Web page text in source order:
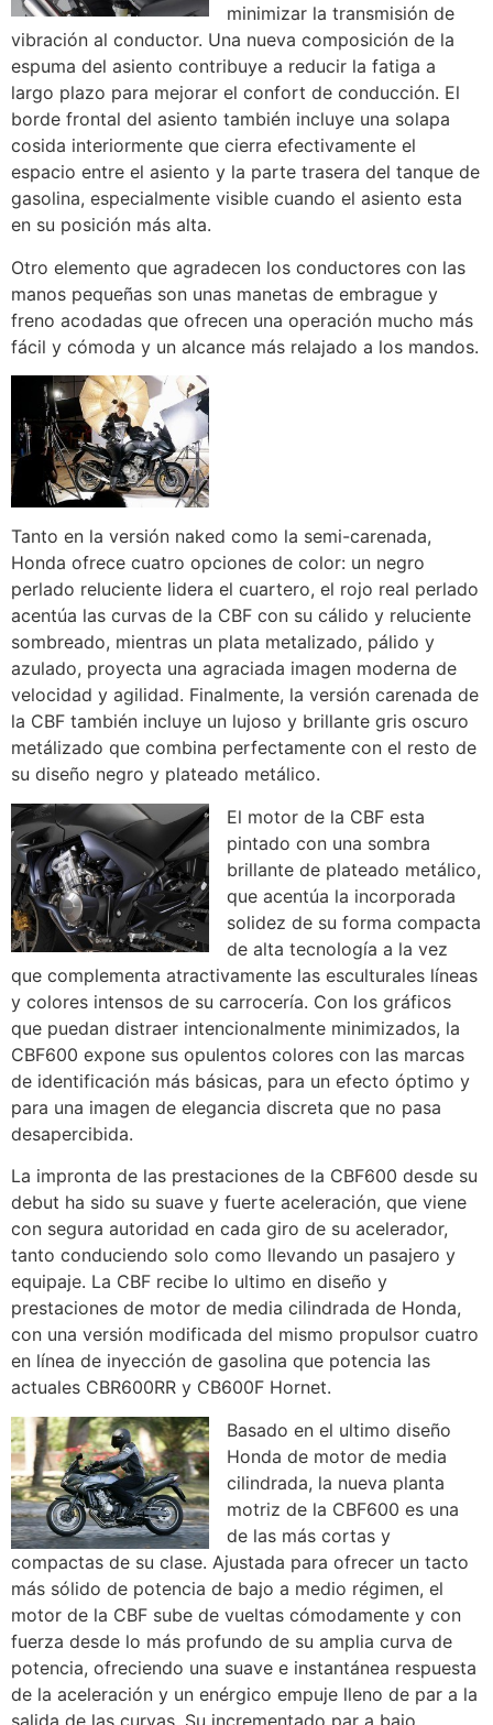
minimizar la transmisión de
vibración al conductor. Una nueva composición de la
espuma del asiento contribuye a reducir la fatiga a
largo plazo para mejorar el confort de conducción. El
borde frontal del asiento también incluye una solapa
cosida interiormente que cierra efectivamente el
espacio entre el asiento y la parte trasera del tanque de
gasolina, especialmente visible cuando el asiento esta
en su posición más alta.
Otro elemento que agradecen los conductores con las
manos pequeñas son unas manetas de embrague y
freno acodadas que ofrecen una operación mucho más
fácil y cómoda y un alcance más relajado a los mandos.
Tanto en la versión naked como la semi-carenada,
Honda ofrece cuatro opciones de color: un negro
perlado reluciente lidera el cuartero, el rojo real perlado
acentúa las curvas de la CBF con su cálido y reluciente
sombreado, mientras un plata metalizado, pálido y
azulado, proyecta una agraciada imagen moderna de
velocidad y agilidad. Finalmente, la versión carenada de
la CBF también incluye un lujoso y brillante gris oscuro
metálizado que combina perfectamente con el resto de
su diseño negro y plateado metálico.
El motor de la CBF esta
pintado con una sombra
brillante de plateado metálico,
que acentúa la incorporada
solidez de su forma compacta
de alta tecnología a la vez
que complementa atractivamente las esculturales líneas
y colores intensos de su carrocería. Con los gráficos
que puedan distraer intencionalmente minimizados, la
CBF600 expone sus opulentos colores con las marcas
de identificación más básicas, para un efecto óptimo y
para una imagen de elegancia discreta que no pasa
desapercibida.
La impronta de las prestaciones de la CBF600 desde su
debut ha sido su suave y fuerte aceleración, que viene
con segura autoridad en cada giro de su acelerador,
tanto conduciendo solo como llevando un pasajero y
equipaje. La CBF recibe lo ultimo en diseño y
prestaciones de motor de media cilindrada de Honda,
con una versión modificada del mismo propulsor cuatro
en línea de inyección de gasolina que potencia las
actuales CBR600RR y CB600F Hornet.
Basado en el ultimo diseño
Honda de motor de media
cilindrada, la nueva planta
motriz de la CBF600 es una
de las más cortas y
compactas de su clase. Ajustada para ofrecer un tacto
más sólido de potencia de bajo a medio régimen, el
motor de la CBF sube de vueltas cómodamente y con
fuerza desde lo más profundo de su amplia curva de
potencia, ofreciendo una suave e instantánea respuesta
de la aceleración y un enérgico empuje lleno de par a la
salida de las curvas. Su incrementado par a bajo